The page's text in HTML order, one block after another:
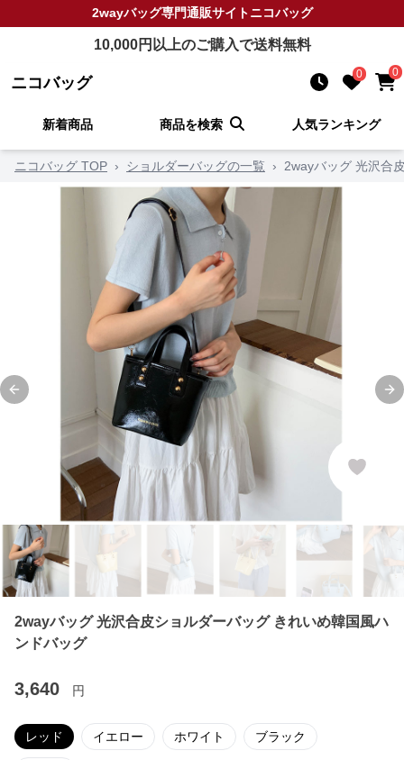
2wayバッグ専門通販サイトニコバッグ
10,000円以上のご購入で送料無料
ニコバッグ 0 0
新着商品 商品を検索 人気ランキング
ニコバッグ TOP › ショルダーバッグの一覧 › 2wayバッグ 光沢合
Previous slide
2wayバッグ 光沢合皮ショルダーバッグ きれいめ韓国風ハ
ンドバッグ
3,640 円
レッド イエロー ホワイト ブラック